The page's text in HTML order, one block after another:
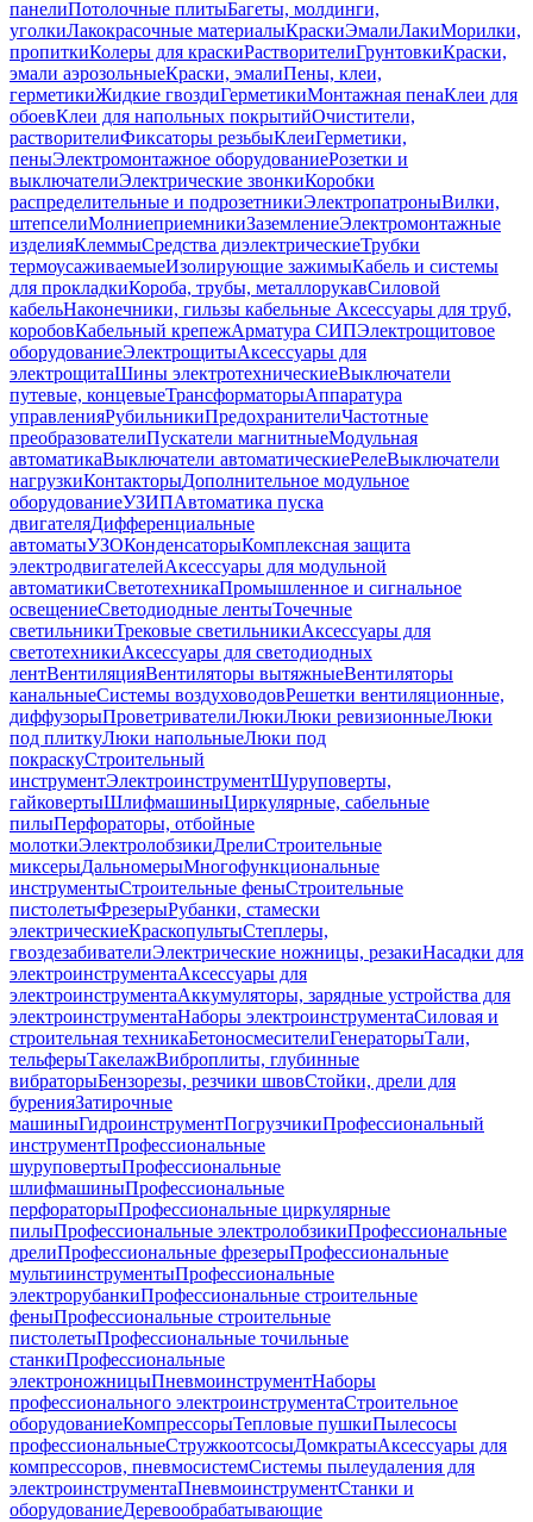
панелиПотолочные плитыБагеты, молдинги,
уголкиЛакокрасочные материалыКраскиЭмалиЛакиМорилки,
пропиткиКолеры для краскиРастворителиГрунтовкиКраски,
эмали аэрозольныеКраски, эмалиПены, клеи,
герметикиЖидкие гвоздиГерметикиМонтажная пенаКлеи для
обоевКлеи для напольных покрытийОчистители,
растворителиФиксаторы резьбыКлеиГерметики,
пеныЭлектромонтажное оборудованиеРозетки и
выключателиЭлектрические звонкиКоробки
распределительные и подрозетникиЭлектропатроныВилки,
штепселиМолниеприемникиЗаземлениеЭлектромонтажные
изделияКлеммыСредства диэлектрическиеТрубки
термоусаживаемыеИзолирующие зажимыКабель и системы
для прокладкиКороба, трубы, металлорукавСиловой
кабельНаконечники, гильзы кабельные Аксессуары для труб,
коробовКабельный крепежАрматура СИПЭлектрощитовое
оборудованиеЭлектрощитыАксессуары для
электрощитаШины электротехническиеВыключатели
путевые, концевыеТрансформаторыАппаратура
управленияРубильникиПредохранителиЧастотные
преобразователиПускатели магнитныеМодульная
автоматикаВыключатели автоматическиеРелеВыключатели
нагрузкиКонтакторыДополнительное модульное
оборудованиеУЗИПАвтоматика пуска
двигателяДифференциальные
автоматыУЗОКонденсаторыКомплексная защита
электродвигателейАксессуары для модульной
автоматикиСветотехникаПромышленное и сигнальное
освещениеСветодиодные лентыТочечные
светильникиТрековые светильникиАксессуары для
светотехникиАксессуары для светодиодных
лентВентиляцияВентиляторы вытяжныеВентиляторы
канальныеСистемы воздуховодовРешетки вентиляционные,
диффузорыПроветривателиЛюкиЛюки ревизионныеЛюки
под плиткуЛюки напольныеЛюки под
покраскуСтроительный
инструментЭлектроинструментШуруповерты,
гайковертыШлифмашиныЦиркулярные, сабельные
пилыПерфораторы, отбойные
молоткиЭлектролобзикиДрелиСтроительные
миксерыДальномерыМногофункциональные
инструментыСтроительные феныСтроительные
пистолетыФрезерыРубанки, стамески
электрическиеКраскопультыСтеплеры,
гвоздезабивателиЭлектрические ножницы, резакиНасадки для
электроинструментаАксессуары для
электроинструментаАккумуляторы, зарядные устройства для
электроинструментаНаборы электроинструментаСиловая и
строительная техникаБетоносмесителиГенераторыТали,
тельферыТакелажВиброплиты, глубинные
вибраторыБензорезы, резчики швовСтойки, дрели для
буренияЗатирочные
машиныГидроинструментПогрузчикиПрофессиональный
инструментПрофессиональные
шуруповертыПрофессиональные
шлифмашиныПрофессиональные
перфораторыПрофессиональные циркулярные
пилыПрофессиональные электролобзикиПрофессиональные
дрелиПрофессиональные фрезерыПрофессиональные
мультиинструментыПрофессиональные
электрорубанкиПрофессиональные строительные
феныПрофессиональные строительные
пистолетыПрофессиональные точильные
станкиПрофессиональные
электроножницыПневмоинструментНаборы
профессионального электроинструментаСтроительное
оборудованиеКомпрессорыТепловые пушкиПылесосы
профессиональныеСтружкоотсосыДомкратыАксессуары для
компрессоров, пневмосистемСистемы пылеудаления для
электроинструментаПневмоинструментСтанки и
оборудованиеДеревообрабатывающие